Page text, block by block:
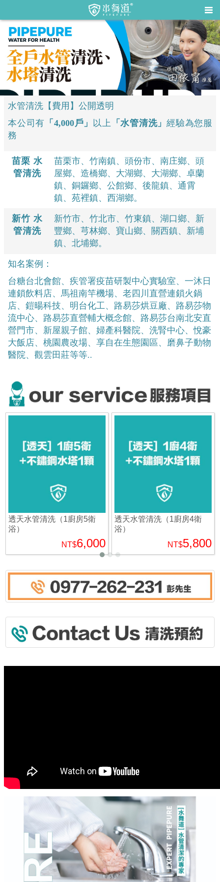
水管清洗【費用】公開透明
本公司有 「4,000戶」 以上 「水管清洗」 經驗為您服
務
苗栗 水
管清洗
苗栗市、竹南鎮、頭份市、南庄鄉、頭
屋鄉、造橋鄉、大湖鄉、大湖鄉、卓蘭
鎮、銅鑼鄉、公館鄉、後龍鎮、通霄
鎮、苑裡鎮、西湖鄉。
新竹 水
管清洗
新竹市、竹北市、竹東鎮、湖口鄉、新
豐鄉、芎林鄉、寶山鄉、關西鎮、新埔
鎮、北埔鄉。
知名案例：
台糖台北會館、疾管署疫苗研製中心實驗室、一沐日
連鎖飲料店、馬祖南竿機場、老四川直營連鎖火鍋
店、鎧暘科技、明台化工、路易莎烘豆廠、路易莎物
流中心、路易莎直營輔大概念館、路易莎台南北安直
營門市、新屋親子館、婦產科醫院、洗腎中心、悅豪
大飯店、桃園農改場、享自在生態園區、磨鼻子動物
醫院、觀雲田莊等等..
透天水管清洗（1廚房5衛
浴）
NT$6,000
透天水管清洗（1廚房4衛
浴）
NT$5,800